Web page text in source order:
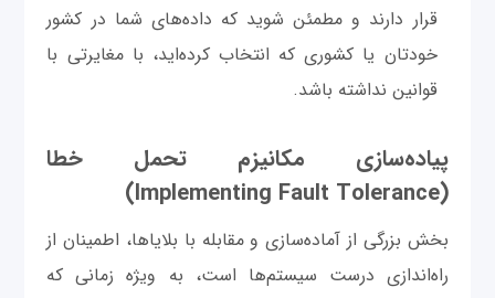
قرار دارند و مطمئن شوید که داده‌های شما در کشور
خودتان یا کشوری که انتخاب کرده‌اید، با مغایرتی با
قوانین نداشته باشد.
پیاده‌سازی مکانیزم تحمل خطا
(Implementing Fault Tolerance)
بخش بزرگی از آماده‌سازی و مقابله با بلایاها، اطمینان از
راه‌اندازی درست سیستم‌ها است، به ویژه زمانی که